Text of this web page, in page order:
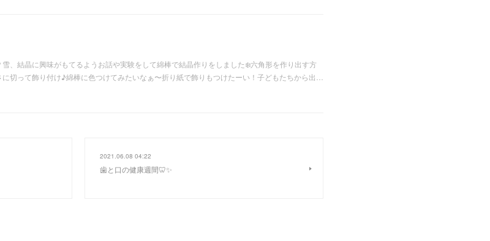
、結晶に興味がもてるようお話や実験をして綿棒で結晶作りをしました❄️六角形を作り出す方
切って飾り付け♪綿棒に色つけてみたいなぁ〜折り紙で飾りもつけたーい！子どもたちから出…
2021.06.08 04:22
歯と口の健康週間🦷✨